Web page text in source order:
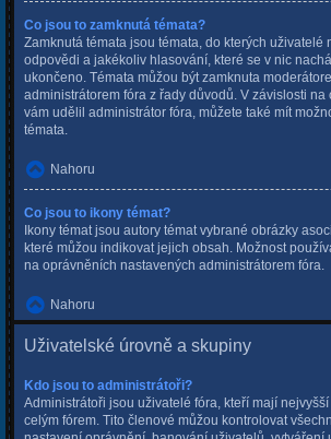
Co jsou to zamknutá témata?
Zamknutá témata jsou témata, do kterých uživatelé
odpovědi a jakékoliv hlasování, které se v nic
ukončeno. Témata můžou být zamknuta
administrátorem fóra z řady důvodů. V závislosti na
vám udělil administrátor fóra, můžete také mít
témata.
Nahoru
Co jsou to ikony témat?
Ikony témat jsou autory témat vybrané obrázky
které můžou indikovat jejich obsah. Možnost
na oprávněních nastavených administrátorem fóra.
Nahoru
Uživatelské úrovně a skupiny
Kdo jsou to administrátoři?
Administrátoři jsou uživatelé fóra, kteří mají
celým fórem. Tito členové můžou kontrolovat